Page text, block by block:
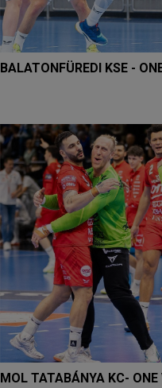
BALATONFÜREDI KSE -
MOL TATABÁNYA KC-